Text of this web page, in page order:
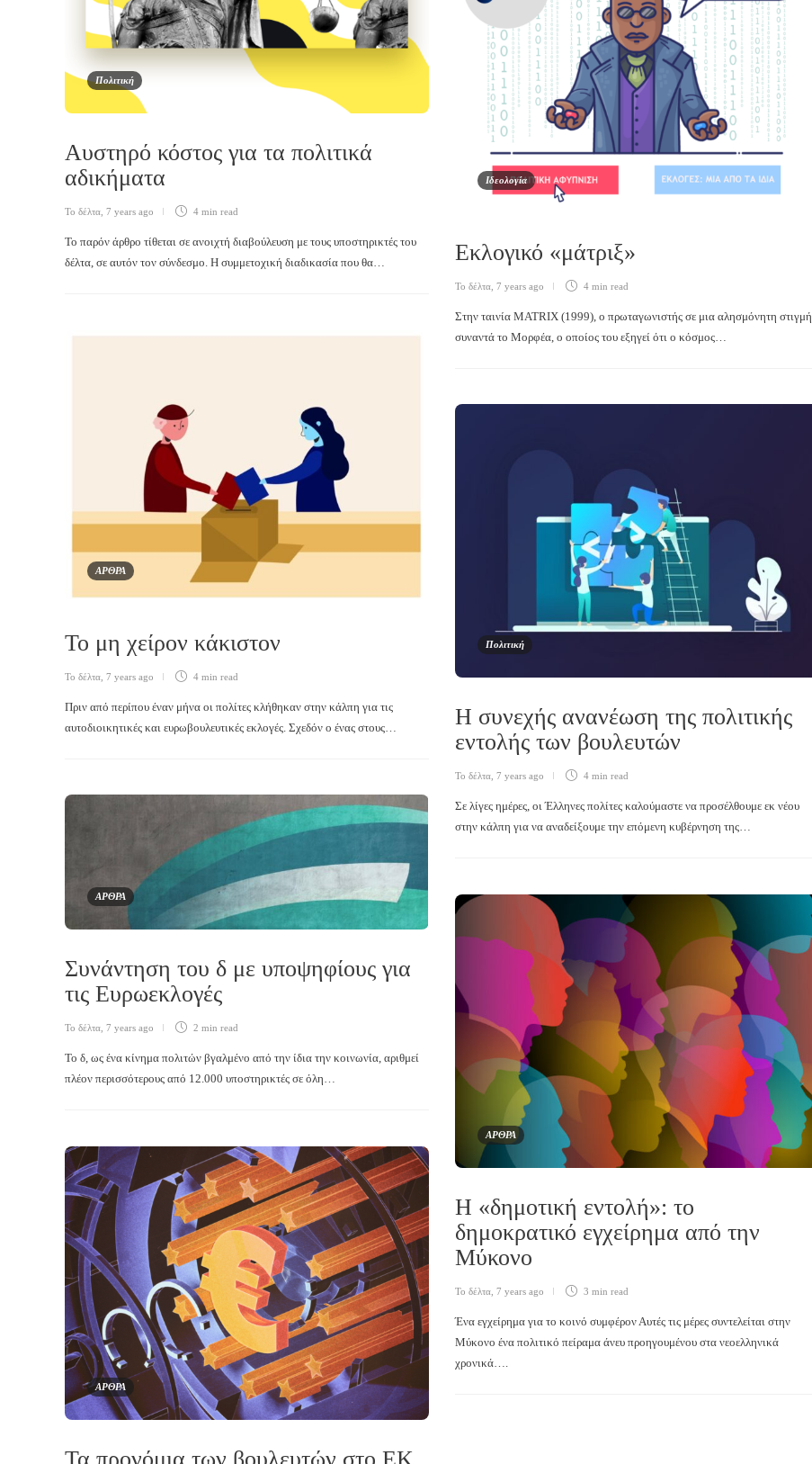
Πολιτική
Αυστηρό κόστος για τα πολιτικά
αδικήματα
Το δέλτα 7 years ago 4 min read
Το παρόν άρθρο τίθεται σε ανοιχτή διαβούλευση με τους υποστηρικτές του
δέλτα, σε αυτόν τον σύνδεσμο. Η συμμετοχική διαδικασία που θα…
Ιδεολογία
Εκλογικό «μάτριξ»
Το δέλτα 7 years ago 4 min read
Στην ταινία MATRIX (1999), ο πρωταγωνιστής σε μια αλησμόνητη στιγμή
συναντά το Μορφέα, ο οποίος του εξηγεί ότι ο κόσμος…
ΑΡΘΡΑ
Το μη χείρον κάκιστον
Το δέλτα 7 years ago 4 min read
Πριν από περίπου έναν μήνα οι πολίτες κλήθηκαν στην κάλπη για τις
αυτοδιοικητικές και ευρωβουλευτικές εκλογές. Σχεδόν ο ένας στους…
Πολιτική
Η συνεχής ανανέωση της πολιτικής
εντολής των βουλευτών
Το δέλτα 7 years ago 4 min read
Σε λίγες ημέρες, οι Έλληνες πολίτες καλούμαστε να προσέλθουμε εκ νέου
στην κάλπη για να αναδείξουμε την επόμενη κυβέρνηση της…
ΑΡΘΡΑ
Συνάντηση του δ με υποψηφίους για
τις Ευρωεκλογές
Το δέλτα 7 years ago 2 min read
Το δ, ως ένα κίνημα πολιτών βγαλμένο από την ίδια την κοινωνία, αριθμεί
πλέον περισσότερους από 12.000 υποστηρικτές σε όλη…
ΑΡΘΡΑ
Η «δημοτική εντολή»: το
δημοκρατικό εγχείρημα από την
Μύκονο
Το δέλτα 7 years ago 3 min read
Ένα εγχείρημα για το κοινό συμφέρον Αυτές τις μέρες συντελείται στην
Μύκονο ένα πολιτικό πείραμα άνευ προηγουμένου στα νεοελληνικά
χρονικά….
ΑΡΘΡΑ
Τα προνόμια των βουλευτών στο ΕΚ